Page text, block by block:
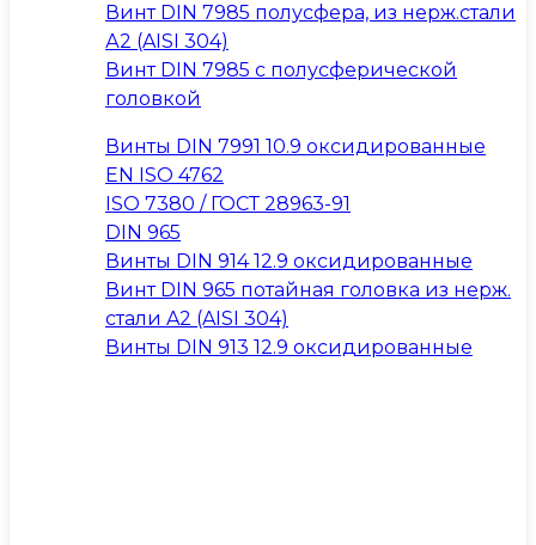
Винт DIN 7985 полусфера, из нерж.стали
А2 (AISI 304)
Винт DIN 7985 с полусферической
головкой
Винты DIN 7991 10.9 оксидированные
EN ISO 4762
ISO 7380 / ГОСТ 28963-91
DIN 965
Винты DIN 914 12.9 оксидированные
Винт DIN 965 потайная головка из нерж.
стали A2 (AISI 304)
Винты DIN 913 12.9 оксидированные